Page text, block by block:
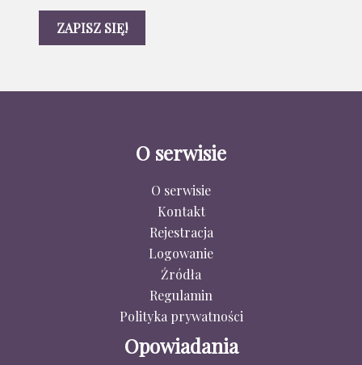
O serwisie
O serwisie
Kontakt
Rejestracja
Logowanie
Źródła
Regulamin
Polityka prywatności
Opowiadania